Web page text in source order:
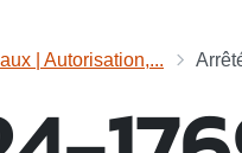
| Autorisation,...